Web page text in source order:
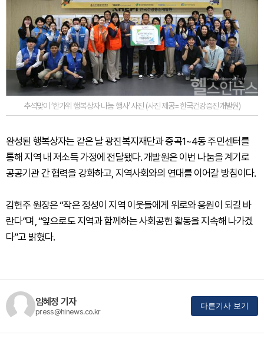
추석맞이 ‘한가위 행복상자 나눔 행사’ 사진 (사진 제공=한국건강증진개발원)
완성된 행복상자는 같은 날 광진복지재단과 중곡1~4동 주민센터를
통해 지역 내 저소득 가정에 전달됐다. 개발원은 이번 나눔을 계기로
공공기관 간 협력을 강화하고, 지역사회와의 연대를 이어갈 방침이다.
김헌주 원장은 “작은 정성이 지역 이웃들에게 위로와 응원이 되길 바
란다”며, “앞으로도 지역과 함께하는 사회공헌 활동을 지속해 나가겠
다”고 밝혔다.
임혜정 기자
press@hinews.co.kr
다른기사 보기